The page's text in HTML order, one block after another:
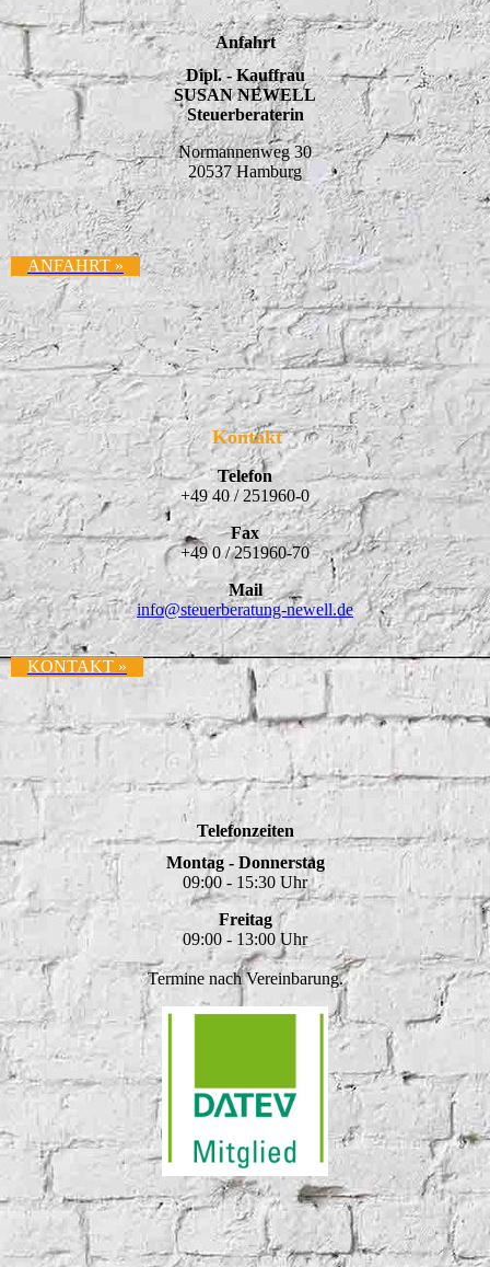
Anfahrt
Dipl. - Kauffrau
SUSAN NEWELL
Steuerberaterin
Normannenweg 30
20537 Hamburg
ANFAHRT »
Kontakt
Telefon
+49 40 / 251960-0
Fax
+49 0 / 251960-70
Mail
info@steuerberatung-newell.de
KONTAKT »
Telefonzeiten
Montag - Donnerstag
09:00 - 15:30 Uhr
Freitag
09:00 - 13:00 Uhr
Termine nach Vereinbarung.